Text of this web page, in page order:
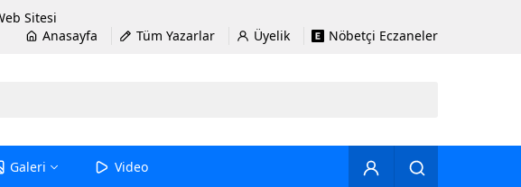
Sitesi
Anasayfa
Tüm Yazarlar Üyelik Nöbetçi Eczaneler
Galeri Video